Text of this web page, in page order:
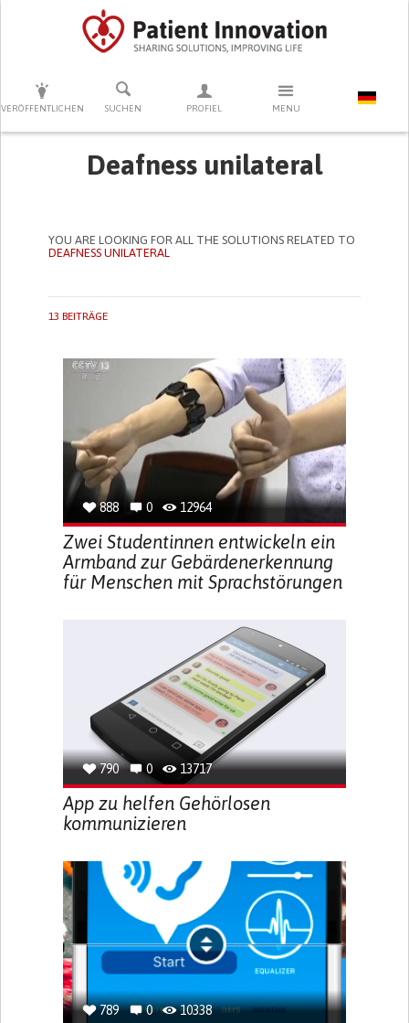
VERÖFFENTLICHEN SUCHEN PROFIEL MENU
DRÜCKEN SIE AUF ENTER UM DIE SUCHE ZU STARTEN
Deafness unilateral
YOU ARE LOOKING FOR ALL THE SOLUTIONS RELATED TO
DEAFNESS UNILATERAL
13 BEITRÄGE
888 0 12964
Zwei Studentinnen entwickeln ein
Armband zur Gebärdenerkennung
für Menschen mit Sprachstörungen
790 0 13717
App zu helfen Gehörlosen
kommunizieren
789 0 10338